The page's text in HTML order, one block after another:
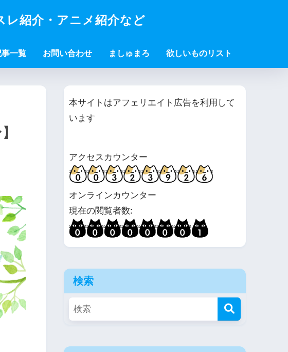
紹介・アニメ紹介など
一覧 お問い合わせ ましゅまろ 欲しいものリスト
本サイトはアフェリエイト広告を利用して
います
アクセスカウンター
オンラインカウンター
現在の閲覧者数:
検索